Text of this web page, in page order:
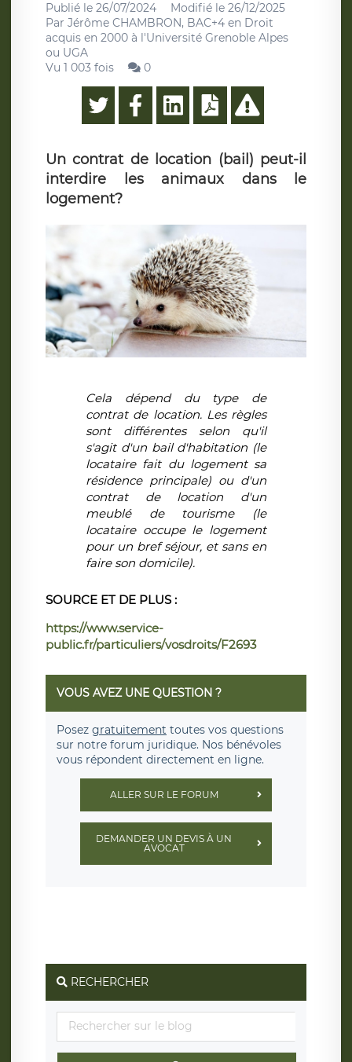
Publié le 26/07/2024 Modifié le 26/12/2025
Par Jérôme CHAMBRON, BAC+4 en Droit
acquis en 2000 à l'Université Grenoble Alpes
ou UGA
Vu 1 003 fois
0
Un contrat de location (bail) peut-il
interdire les animaux dans le
logement?
Cela dépend du type de
contrat de location. Les règles
sont différentes selon qu'il
s'agit d'un bail d'habitation (le
locataire fait du logement sa
résidence principale) ou d'un
contrat de location d'un
meublé de tourisme (le
locataire occupe le logement
pour un bref séjour, et sans en
faire son domicile).
SOURCE ET DE PLUS :
https://www.service-
public.fr/particuliers/vosdroits/F2693
VOUS AVEZ UNE QUESTION ?
Posez gratuitement toutes vos questions
sur notre forum juridique. Nos bénévoles
vous répondent directement en ligne.
ALLER SUR LE FORUM
DEMANDER UN DEVIS À UN
AVOCAT
RECHERCHER